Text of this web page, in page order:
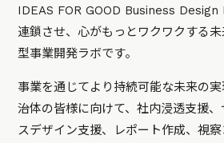
IDEAS FOR GOOD Business Design
連鎖させ、心がもっとワクワクする未
型事業開発ラボです。
事業を通じてより持続可能な未来の
治体の皆様に向けて、社内浸透支援
スデザイン支援、レポート作成、視察